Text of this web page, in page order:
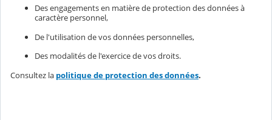
Des engagements en matière de protection des données à
caractère personnel,
De l'utilisation de vos données personnelles,
Des modalités de l'exercice de vos droits.
Consultez la politique de protection des données.